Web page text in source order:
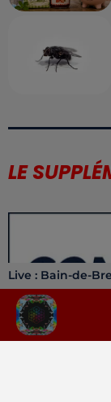
Live : Bain-de-
LE